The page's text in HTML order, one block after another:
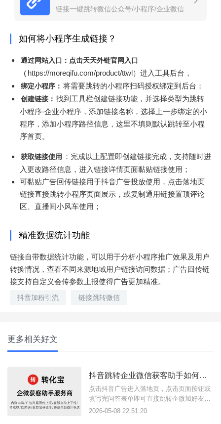
链接一键跳转微信公众号/小程序/企业微信
如何将小程序生成链接？
通过网站入口：点击天天外链官网入口
（ https://moreqifu.com/product/ttwl）进入工具后台，
绑定小程序： 将需要跳转的小程序扫码授权绑定到后台；
创建链接： 找到工具栏创建链接功能，并选择类型为跳转
小程序-企业小程序，添加链接名称，选择上一步绑定的小
程序，添加小程序路径信息，这里不填则默认跳转至小程
序首页。
获取链接使用
：完成以上配置即创建链接完成，支持随时进
入更改路径信息，进入链接详情页面黏贴链接使用；
可黏贴广告回传链接用于抖音广告投放使用，点击落地页
链接直接跳转小程序页面展示，或复制通用链接置顶评论
区、直播间小风车使用；
精准数据统计功能
链接自带数据统计功能，可以用于分析小程序推广效果及用户
转换情况，查看不同来源地域用户链接访问数据；广告回传链
接支持自定义会传参数上报使得广告更加精准。
抖音加粉引流 链接跳转微信
更多相关好文
抖音跳转企业微信获客助手如何搭建落地页？
点击抖音广告进入落地页，点击页面按钮或
填写完问答表单即可直接跳转企微加好友页
面，这样的广告引流方案是如何实现的？其
2026-05-08 22:51:20